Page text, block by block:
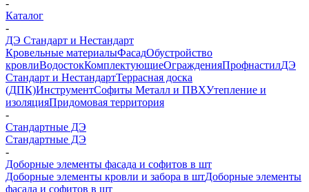
-
Каталог
-
ДЭ Стандарт и Нестандарт
Кровельные материалыФасадОбустройство
кровлиВодостокКомплектующиеОгражденияПрофнастилДЭ
Стандарт и НестандартТеррасная доска
(ДПК)ИнструментСофиты Металл и ПВХУтепление и
изоляцияПридомовая территория
-
Стандартные ДЭ
Стандартные ДЭ
-
Доборные элементы фасада и софитов в шт
Доборные элементы кровли и забора в штДоборные элементы
фасада и софитов в шт